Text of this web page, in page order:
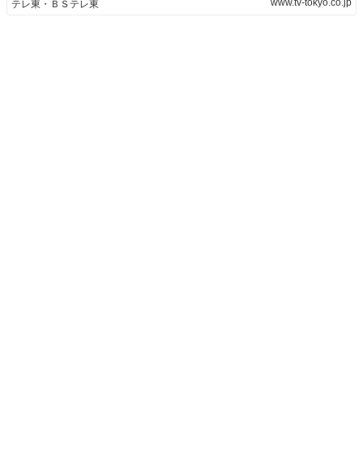
テレ東・ＢＳテレ東 www.tv-tokyo.co.jp